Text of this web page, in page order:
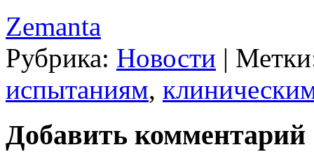
Zemanta
Рубрика: Новости |
испытаниям,
Добавить комментарий